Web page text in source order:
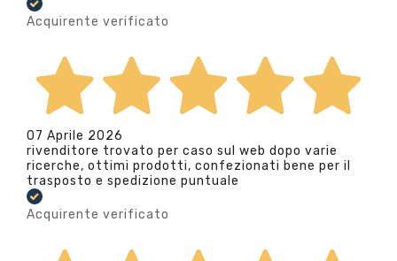
Acquirente verificato
07 Aprile 2026
rivenditore trovato per caso sul web dopo varie
ricerche, ottimi prodotti, confezionati bene per il
trasposto e spedizione puntuale
Acquirente verificato